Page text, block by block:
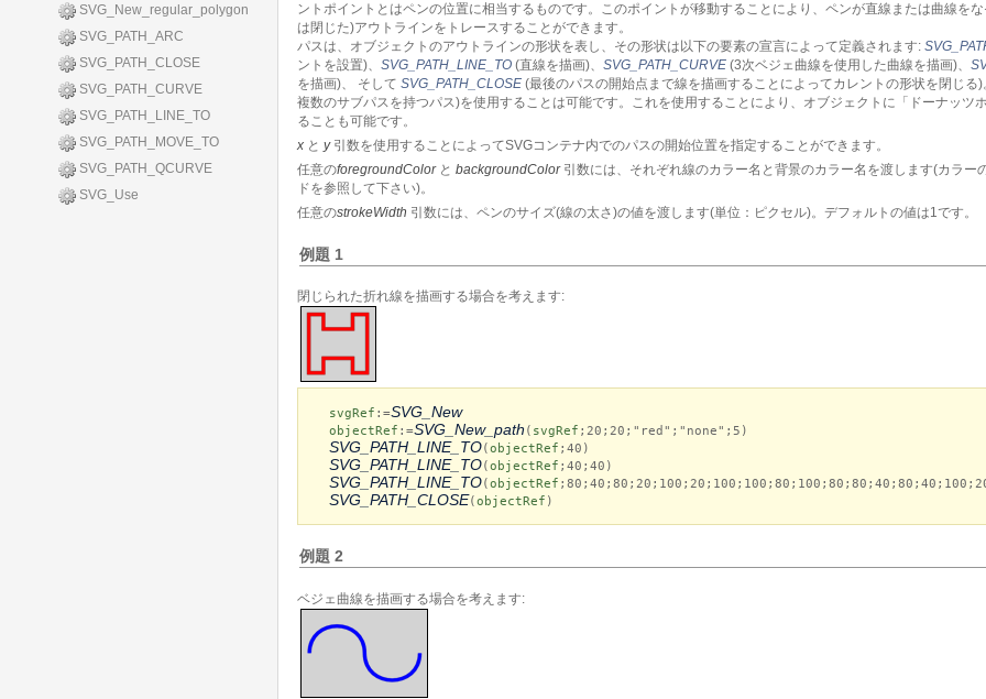
SVG_New_regular_polygon
SVG_PATH_ARC
SVG_PATH_CLOSE
SVG_PATH_CURVE
SVG_PATH_LINE_TO
SVG_PATH_MOVE_TO
SVG_PATH_QCURVE
SVG_Use
ントポイントとはペンの位置に相当するものです。このポイントが移動することにより、ペンが直線または曲線を
は閉じた)アウトラインをトレースすることができます。
パスは、オブジェクトのアウトラインの形状を表し、その形状は以下の要素の宣言によって定義されます:
ントを設置)、 SVG_PATH_LINE_TO (直線を描画)、 SVG_PATH_CURVE (3次ベジェ曲線を使用した曲線を描画)、
を描画)、 そして SVG_PATH_CLOSE (最後のパスの開始点まで線を描画することによってカレントの形状を閉じる)
複数のサブパスを持つパス)を使用することは可能です。これを使用することにより、オブジェクトに「ドーナッツ
ることも可能です。
x と y引数を使用することによってSVGコンテナ内でのパスの開始位置を指定することができます。
任意のforegroundColorと backgroundColor引数には、それぞれ線のカラー名と背景のカラー名を渡します(カラー
ドを参照して下さい)。
任意のstrokeWidth 引数には、ペンのサイズ(線の太さ)の値を渡します(単位：ピクセル)。デフォルトの値は1です。
例題 1
閉じられた折れ線を描画する場合を考えます:
svgRef :=SVG_New
objectRef :=SVG_New_path ( svgRef ;20;20;"red";"none";5)
SVG_PATH_LINE_TO(objectRef ;40)
SVG_PATH_LINE_TO(objectRef ;40;40)
SVG_PATH_LINE_TO(objectRef
SVG_PATH_CLOSE(objectRef )
例題 2
ベジェ曲線を描画する場合を考えます: